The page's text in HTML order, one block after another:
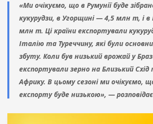
«Ми очікуємо, що в Румунії буде
кукурудзи, в Угорщині — 4,5 млн т, і в
млн т. Ці країни експортували
Італію та Туреччину, які були
збуту. Коли був низький врожай у
експортували зерно на Близький Схід
Африку. В цьому сезоні ми очікуємо,
експорту буде низькою», — розповідає